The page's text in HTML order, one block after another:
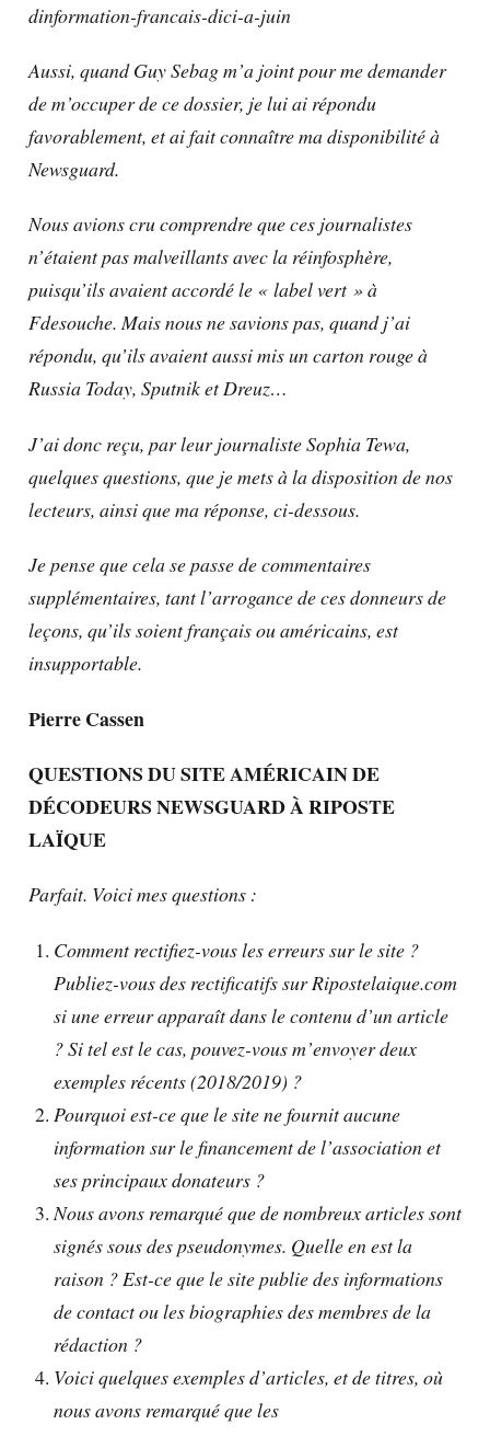
dinformation-francais-dici-a-juin
Aussi, quand Guy Sebag m’a joint pour me demander
de m’occuper de ce dossier, je lui ai répondu
favorablement, et ai fait connaître ma disponibilité à
Newsguard.
Nous avions cru comprendre que ces journalistes
n’étaient pas malveillants avec la réinfosphère,
puisqu’ils avaient accordé le « label vert » à
Fdesouche. Mais nous ne savions pas, quand j’ai
répondu, qu’ils avaient aussi mis un carton rouge à
Russia Today, Sputnik et Dreuz…
J’ai donc reçu, par leur journaliste Sophia Tewa,
quelques questions, que je mets à la disposition de nos
lecteurs, ainsi que ma réponse, ci-dessous.
Je pense que cela se passe de commentaires
supplémentaires, tant l’arrogance de ces donneurs de
leçons, qu’ils soient français ou américains, est
insupportable.
Pierre Cassen
QUESTIONS DU SITE AMÉRICAIN DE
DÉCODEURS NEWSGUARD À RIPOSTE
LAÏQUE
Parfait. Voici mes questions :
Comment rectifiez-vous les erreurs sur le site ?
Publiez-vous des rectificatifs sur Ripostelaique.com
si une erreur apparaît dans le contenu d’un article
? Si tel est le cas, pouvez-vous m’envoyer deux
exemples récents (2018/2019) ?
Pourquoi est-ce que le site ne fournit aucune
information sur le financement de l’association et
ses principaux donateurs ?
Nous avons remarqué que de nombreux articles sont
signés sous des pseudonymes. Quelle en est la
raison ? Est-ce que le site publie des informations
de contact ou les biographies des membres de la
rédaction ?
Voici quelques exemples d’articles, et de titres, où
nous avons remarqué que les